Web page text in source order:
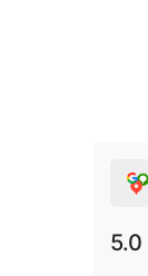
5.0